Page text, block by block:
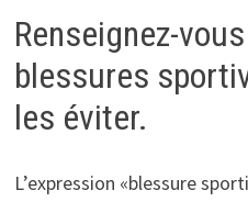
Renseignez-
blessures
les éviter.
L’expression «blessure